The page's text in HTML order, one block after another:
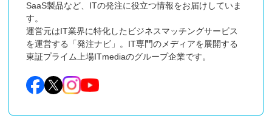
SaaS製品など、ITの発注に役立つ情報をお届けしていま
す。
運営元はIT業界に特化したビジネスマッチングサービス
を運営する「発注ナビ」。IT専門のメディアを展開する
東証プライム上場ITmediaのグループ企業です。